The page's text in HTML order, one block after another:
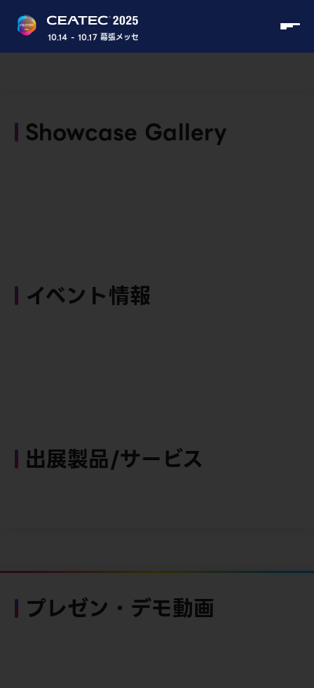
10.14 - 10.17 幕張メッセ
Showcase Gallery
イベント情報
出展製品/サービス
プレゼン・デモ動画